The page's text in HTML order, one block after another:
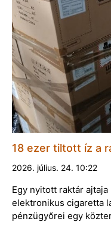
18 ezer tiltott íz a
2026. július. 24. 10:22
Egy nyitott raktár
elektronikus cigaretta
pénzügyőrei egy